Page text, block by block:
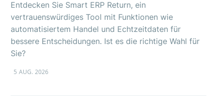
Entdecken Sie Smart ERP Return, ein
vertrauenswürdiges Tool mit Funktionen wie
automatisiertem Handel und Echtzeitdaten für
bessere Entscheidungen. Ist es die richtige Wahl für
Sie?
5 AUG. 2026